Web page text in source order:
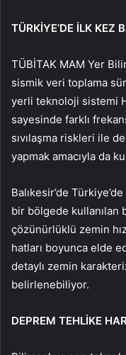
TÜRKİYE’DE İLK KEZ
TÜBİTAK MAM Yer
sismik veri toplama
yerli teknoloji sistemi
sayesinde farklı
sıvılaşma riskleri ile
yapmak amacıyla da
Balıkesir’de
bir bölgede kullanılan
çözünürlüklü zemin hız
hatları boyunca elde
detaylı zemin
belirlenebiliyor.
DEPREM TEHLİKE